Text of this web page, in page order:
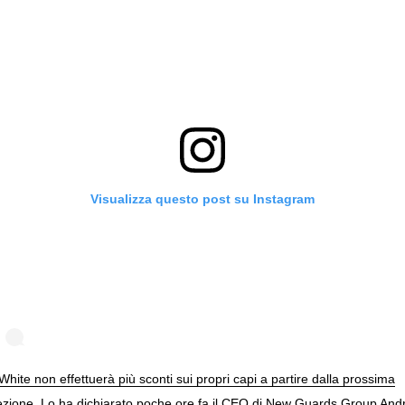
Visualizza questo post su Instagram
non effettuerà più sconti sui propri capi a partire dalla prossima